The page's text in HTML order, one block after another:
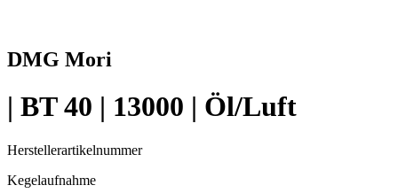
DMG Mori
| BT 40 | 13000 | Öl/Luft
Herstellerartikelnummer
Kegelaufnahme